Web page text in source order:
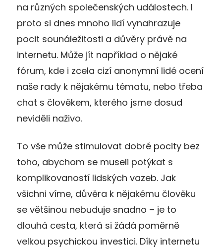
na různých společenských událostech. I
proto si dnes mnoho lidí vynahrazuje
pocit sounáležitosti a důvěry právě na
internetu. Může jít například o nějaké
fórum, kde i zcela cizí anonymní lidé ocení
naše rady k nějakému tématu, nebo třeba
chat s člověkem, kterého jsme dosud
neviděli naživo.
To vše může stimulovat dobré pocity bez
toho, abychom se museli potýkat s
komplikovaností lidských vazeb. Jak
všichni víme, důvěra k nějakému člověku
se většinou nebuduje snadno – je to
dlouhá cesta, která si žádá poměrně
velkou psychickou investici. Díky internetu